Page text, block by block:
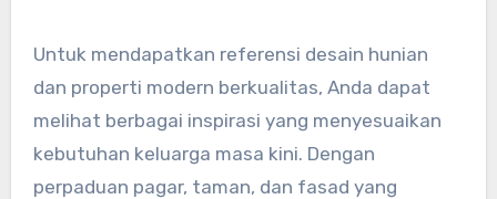
Untuk mendapatkan referensi desain hunian
dan properti modern berkualitas, Anda dapat
melihat berbagai inspirasi yang menyesuaikan
kebutuhan keluarga masa kini. Dengan
perpaduan pagar, taman, dan fasad yang